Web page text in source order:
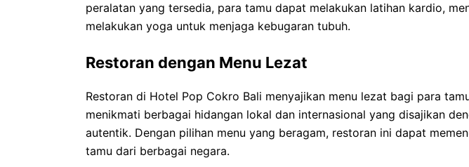
peralatan yang tersedia, para tamu dapat melakukan latihan kardio,
melakukan yoga untuk menjaga kebugaran tubuh.
Restoran dengan Menu Lezat
Restoran di Hotel Pop Cokro Bali menyajikan menu lezat bagi para
menikmati berbagai hidangan lokal dan internasional yang disajikan
autentik. Dengan pilihan menu yang beragam, restoran ini dapat
tamu dari berbagai negara.